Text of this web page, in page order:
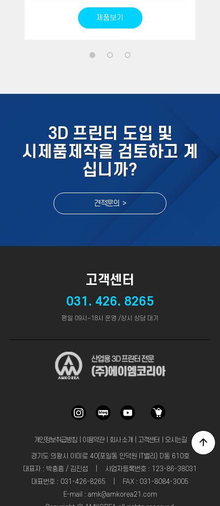
제품보기
3D 프린터 도입 및
시제품제작을 검토하고 계
십니까?
견적문의 >
고객센터
031. 426. 8265
평일 09시~18시 운영 /상시 상담 대기
개인정보취급방침｜ 이용약관｜ 회사 소개 고객센터 오시는길
경기도 의왕시 이미로 40(포일동 인덕원 IT밸리) D동 610호
대표자 : 박충흠 / 김진섭 | 사업자등록번호 : 123-86-38031
대표번호 : 031-426-8265 | FAX : 031-8084-3005
E-mail : amk@amkorea21.com